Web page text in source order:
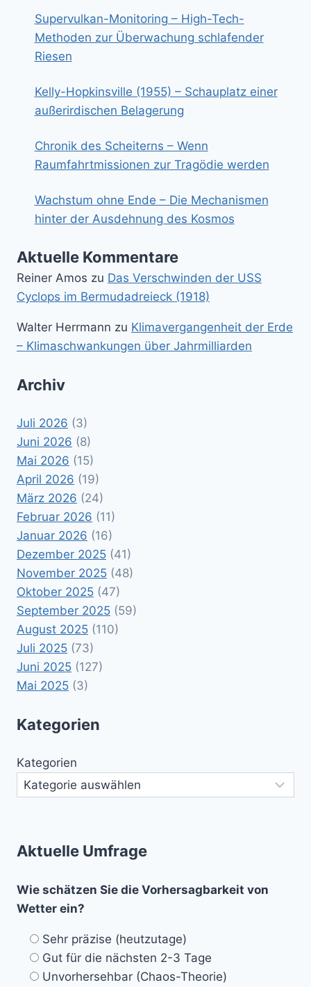
Supervulkan-Monitoring – High-Tech-
Methoden zur Überwachung schlafender
Riesen
Kelly-Hopkinsville (1955) – Schauplatz einer
außerirdischen Belagerung
Chronik des Scheiterns – Wenn
Raumfahrtmissionen zur Tragödie werden
Wachstum ohne Ende – Die Mechanismen
hinter der Ausdehnung des Kosmos
Aktuelle Kommentare
Reiner Amos zu Das Verschwinden der USS
Cyclops im Bermudadreieck (1918)
Walter Herrmann zu Klimavergangenheit der Erde
– Klimaschwankungen über Jahrmilliarden
Archiv
Juli 2026 (3)
Juni 2026 (8)
Mai 2026 (15)
April 2026 (19)
März 2026 (24)
Februar 2026 (11)
Januar 2026 (16)
Dezember 2025 (41)
November 2025 (48)
Oktober 2025 (47)
September 2025 (59)
August 2025 (110)
Juli 2025 (73)
Juni 2025 (127)
Mai 2025 (3)
Kategorien
Kategorien
Aktuelle Umfrage
Wie schätzen Sie die Vorhersagbarkeit von
Wetter ein?
Sehr präzise (heutzutage)
Gut für die nächsten 2-3 Tage
Unvorhersehbar (Chaos-Theorie)